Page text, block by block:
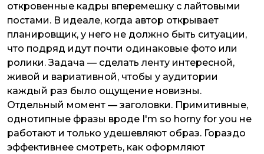
откровенные кадры вперемешку с лайтовыми
постами. В идеале, когда автор открывает
планировщик, у него не должно быть ситуации,
что подряд идут почти одинаковые фото или
ролики. Задача — сделать ленту интересной,
живой и вариативной, чтобы у аудитории
каждый раз было ощущение новизны.
Отдельный момент — заголовки. Примитивные,
однотипные фразы вроде I'm so horny for you не
работают и только удешевляют образ. Гораздо
эффективнее смотреть, как оформляют